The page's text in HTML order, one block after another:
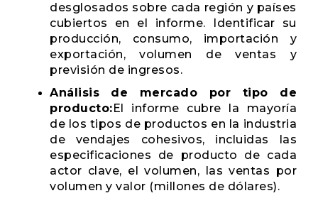
desglosados ​​sobre cada región y países
cubiertos en el informe. Identificar su
producción, consumo, importación y
exportación, volumen de ventas y
previsión de ingresos.
Análisis de mercado por tipo de
producto:El informe cubre la mayoría
de los tipos de productos en la industria
de vendajes cohesivos, incluidas las
especificaciones de producto de cada
actor clave, el volumen, las ventas por
volumen y valor (millones de dólares).